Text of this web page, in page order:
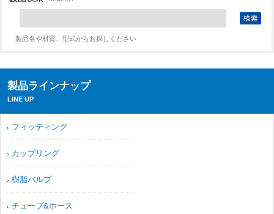
製品名や材質、型式からお探しください
製品ラインナップ
LINE UP
フィッティング
カップリング
樹脂バルブ
チューブ&ホース